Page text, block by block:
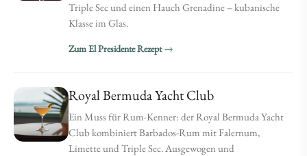
Triple Sec und einen Hauch Grenadine – kubanische
Klasse im Glas.
Zum El Presidente Rezept
Royal Bermuda Yacht Club
Ein Muss für Rum-Kenner: der Royal Bermuda Yacht
Club kombiniert Barbados-Rum mit Falernum,
Limette und Triple Sec. Ausgewogen und